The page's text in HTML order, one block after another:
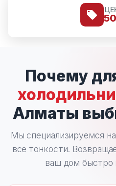
Почему
Алматы
Мы специализируемся
все тонкости.
ваш дом быстро